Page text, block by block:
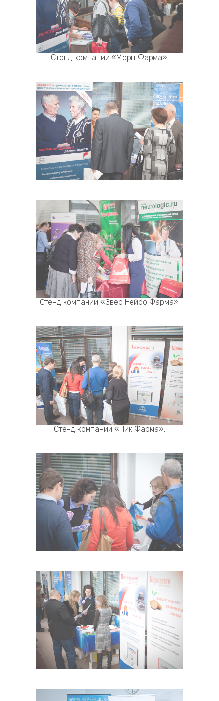
Стенд компании «Мерц Фарма».
Стенд компании «Эвер Нейро Фарма».
Стенд компании «Пик Фарма».